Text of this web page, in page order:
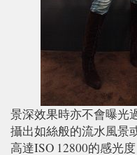
景深效果時亦不會曝光
攝出如絲般的流水風景
高達ISO 12800的感光